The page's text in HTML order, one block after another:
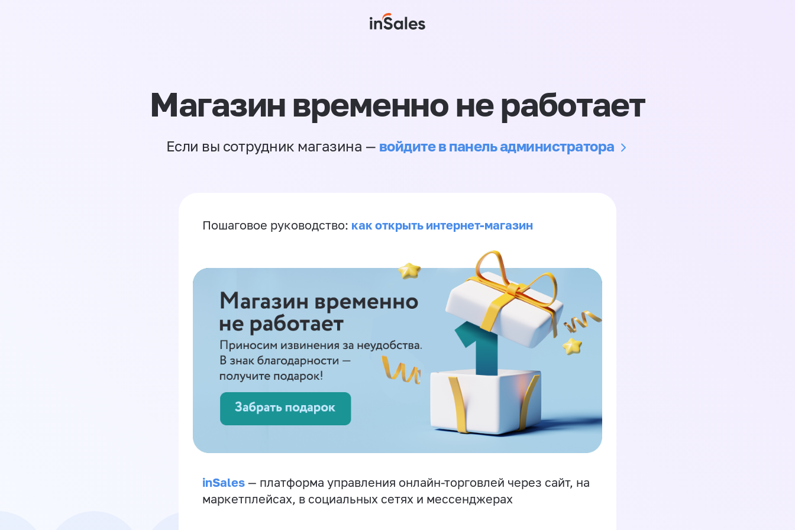
Магазин временно не работает
Если вы сотрудник магазина — войдите в панель администратора
Пошаговое руководство: как открыть интернет-магазин
inSales — платформа управления онлайн-торговлей через сайт, на
маркетплейсах, в социальных сетях и мессенджерах